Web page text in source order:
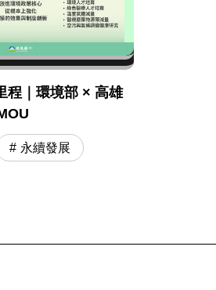
程｜環境部 × 高雄
永續發展